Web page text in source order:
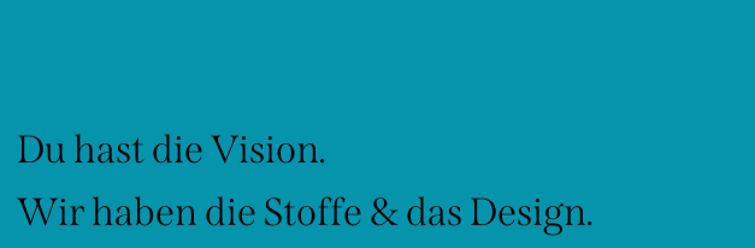
Du hast die Vision.
Wir haben die Stoffe & das Design.